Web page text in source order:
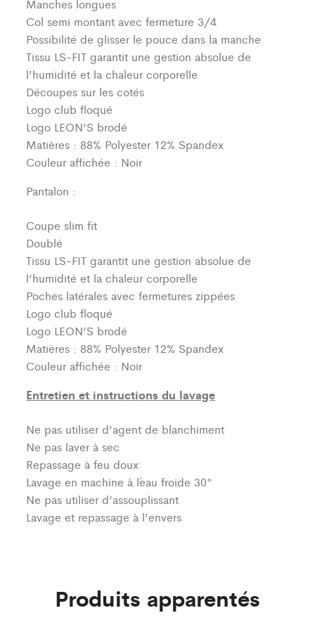
Manches longues
Col semi montant avec fermeture 3/4
Possibilité de glisser le pouce dans la manche
Tissu LS-FIT garantit une gestion absolue de
l’humidité et la chaleur corporelle
Découpes sur les cotés
Logo club floqué
Logo LEON’S brodé
Matières : 88% Polyester 12% Spandex
Couleur affichée : Noir
Pantalon :
Coupe slim fit
Doublé
Tissu LS-FIT garantit une gestion absolue de
l’humidité et la chaleur corporelle
Poches latérales avec fermetures zippées
Logo club floqué
Logo LEON’S brodé
Matières : 88% Polyester 12% Spandex
Couleur affichée : Noir
Entretien et instructions du lavage
Ne pas utiliser d’agent de blanchiment
Ne pas laver à sec
Repassage à feu doux
Lavage en machine à l´eau froide 30°
Ne pas utiliser d’assouplissant
Lavage et repassage à l’envers
Produits apparentés